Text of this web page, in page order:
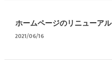
ホームページのリニューアル
2021/06/16